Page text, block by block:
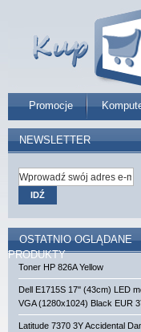
Promocje
NEWSLETTER
IDŹ
OSTATNIO OGLĄDANE
PRODUKTY
Toner HP 826A Yellow
Dell E1715S 17'' (43cm) LED
VGA (1280x1024) Black EUR
Latitude 7370 3Y Accidental